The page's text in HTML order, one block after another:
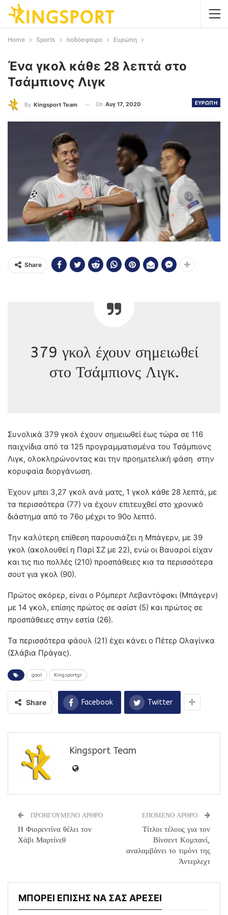
Home Sports ποδόσφαιρο Ευρώπη
Ένα γκολ κάθε 28 λεπτά στο
Τσάμπιονς Λιγκ
ΕΥΡΩΠΗ
By Kingsport Team On Αυγ 17, 2020
Share
379 γκολ έχουν σημειωθεί
στο Τσάμπιονς Λιγκ.
Συνολικά 379 γκολ έχουν σημειωθεί έως τώρα σε 116
παιχνίδια από τα 125 προγραμματισμένα του Τσάμπιονς
Λιγκ, ολοκληρώνοντας και την προημιτελική φάση στην
κορυφαία διοργάνωση.
Έχουν μπει 3,27 γκολ ανά ματς, 1 γκολ κάθε 28 λεπτά, με
τα περισσότερα (77) να έχουν επιτευχθεί στο χρονικό
διάστημα από το 76ο μέχρι το 90ο λεπτό.
Την καλύτερη επίθεση παρουσιάζει η Μπάγερν, με 39
γκολ (ακολουθεί η Παρί ΣΖ με 22), ενώ οι Βαυαροί είχαν
και τις πιο πολλές (210) προσπάθειες κια τα περισσότερα
σουτ για γκολ (90).
Πρώτος σκόρερ, είναι ο Ρόμπερτ Λεβαντόφσκι (Μπάγερν)
με 14 γκολ, επίσης πρώτος σε ασίστ (5) και πρώτος σε
προσπάθειες στην εστία (26).
Τα περισσότερα φάουλ (21) έχει κάνει ο Πέτερ Ολαγίνκα
(Σλάβια Πράγας).
goal Kingsportgr
Share Facebook Twitter
Kingsport Team
ΠΡΟΗΓΟΥΜΕΝΟ ΑΡΘΡΟ
Η Φιορεντίνα θέλει τον
Χάβι Μαρτίνεθ
ΕΠΟΜΕΝΟ ΑΡΘΡΟ
Τίτλοι τέλους για τον
Βίνσεντ Κομπανί,
αναλαμβάνει το τιμόνι της
Άντερλεχτ
ΜΠΟΡΕΙ ΕΠΙΣΗΣ ΝΑ ΣΑΣ ΑΡΕΣΕΙ